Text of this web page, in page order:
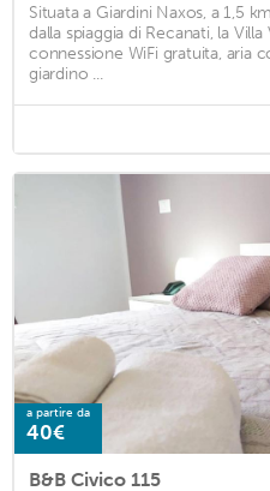
Situata a Giardini Naxos, a 1,5
dalla spiaggia di Recanati, la
connessione WiFi gratuita, aria
giardino ...
a partire da
40€
B&B Civico 115